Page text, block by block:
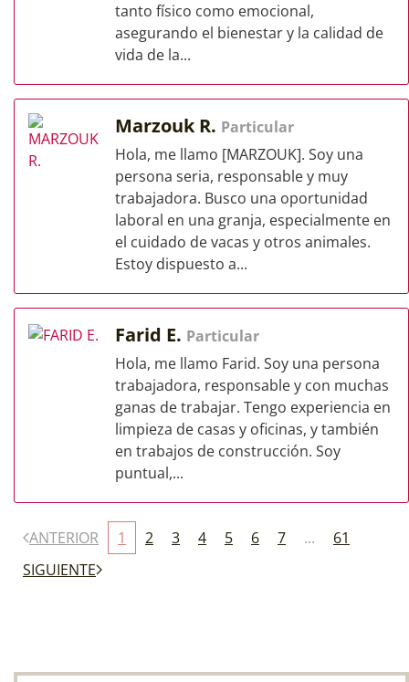
tanto físico como emocional,
asegurando el bienestar y la calidad de
vida de la...
Marzouk R. Particular
Hola, me llamo [MARZOUK]. Soy una
persona seria, responsable y muy
trabajadora. Busco una oportunidad
laboral en una granja, especialmente en
el cuidado de vacas y otros animales.
Estoy dispuesto a...
Farid E. Particular
Hola, me llamo Farid. Soy una persona
trabajadora, responsable y con muchas
ganas de trabajar. Tengo experiencia en
limpieza de casas y oficinas, y también
en trabajos de construcción. Soy
puntual,...
ANTERIOR 1 2 3 4 5 6 7 ...
61
SIGUIENTE